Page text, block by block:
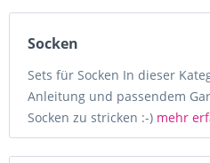
Socken
Sets für Socken In dieser
Anleitung und passendem
Socken zu stricken :-) mehr